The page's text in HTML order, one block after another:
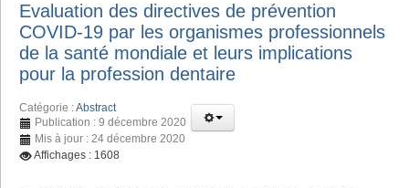
Evaluation des directives de prévention
COVID-19 par les organismes professionnels
de la santé mondiale et leurs implications
pour la profession dentaire
Catégorie :Abstract
Publication : 9 décembre 2020
Mis à jour : 24 décembre 2020
Affichages : 1608